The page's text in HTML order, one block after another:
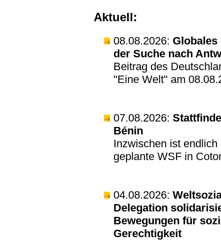
Aktuell:
08.08.2026:
der Suche nach
Beitrag des
"Eine Welt" am
07.08.2026:
Bénin
Inzwischen ist
geplante WSF in
04.08.2026:
Delegation
Bewegungen für
Gerechtigkeit